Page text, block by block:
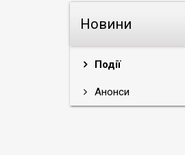
Новини
Події
Анонси